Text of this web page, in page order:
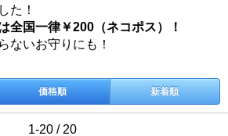
た！
全国一律￥200（ネコポス）！
ないお守りにも！
価格順 新着順
1-20 / 20